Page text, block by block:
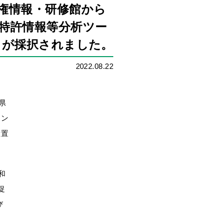
情報・研修館から
許情報等分析ツー
採択されました。
2022.08.22